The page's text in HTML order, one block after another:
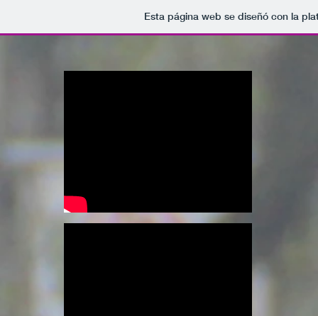
Esta página web se diseñó con la